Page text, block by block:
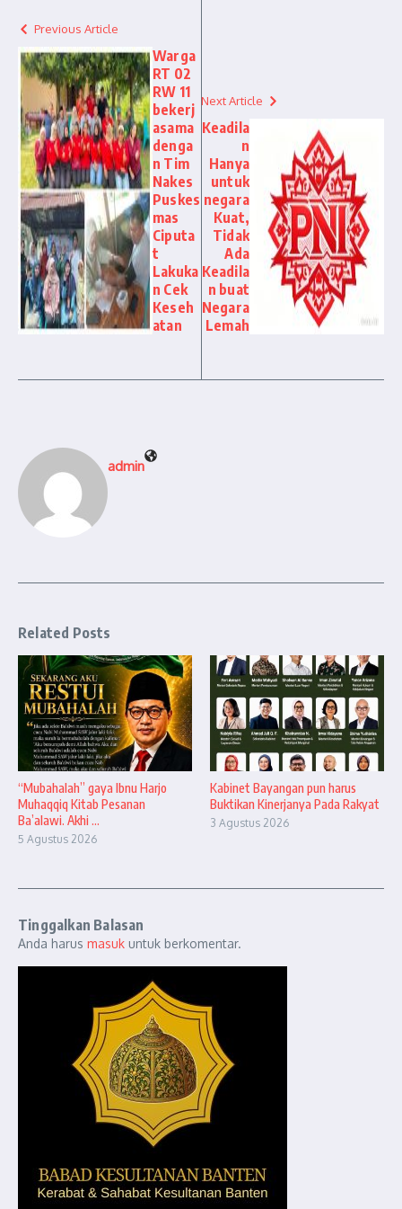
Previous Article
Warga
RT 02
RW 11
bekerj
asama
denga
n Tim
Nakes
Puskes
mas
Ciputa
t
Lakuka
n Cek
Keseh
atan
Next Article
Keadila
n
Hanya
untuk
negara
Kuat,
Tidak
Ada
Keadila
n buat
Negara
Lemah
admin
Related Posts
“Mubahalah” gaya Ibnu Harjo
Muhaqqiq Kitab Pesanan
Ba’alawi. Akhi ...
5 Agustus 2026
Kabinet Bayangan pun harus
Buktikan Kinerjanya Pada Rakyat
3 Agustus 2026
Tinggalkan Balasan
Anda harus masuk untuk berkomentar.